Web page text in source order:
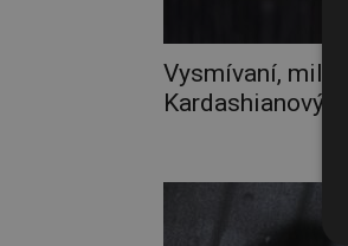
Vysmívaní,
Kardashianových